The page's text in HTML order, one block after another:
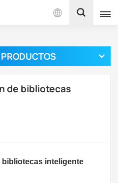
Español
English
Français
de bibliotecas
inteligente